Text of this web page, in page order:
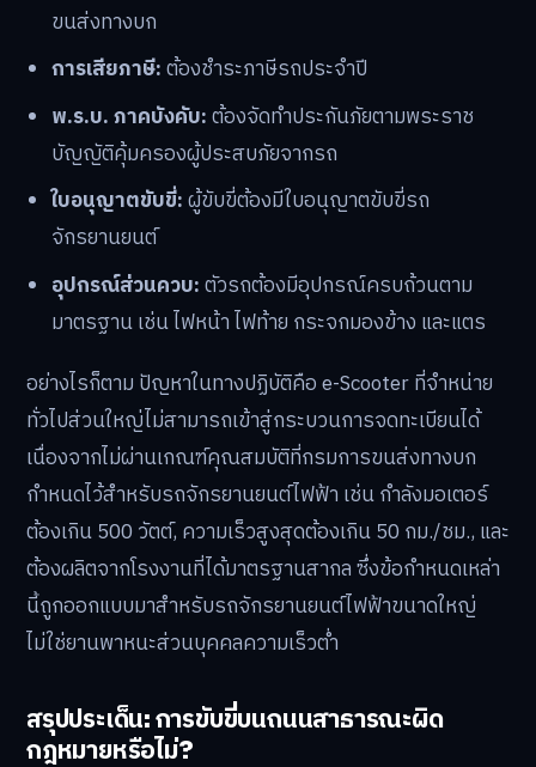
ขนส่งทางบก
การเสียภาษี:ต้องชำระภาษีรถประจำปี
พ.ร.บ. ภาคบังคับ:ต้องจัดทำประกันภัยตามพระราช
บัญญัติคุ้มครองผู้ประสบภัยจากรถ
ใบอนุญาตขับขี่:ผู้ขับขี่ต้องมีใบอนุญาตขับขี่รถ
จักรยานยนต์
อุปกรณ์ส่วนควบ:ตัวรถต้องมีอุปกรณ์ครบถ้วนตาม
มาตรฐาน เช่น ไฟหน้า ไฟท้าย กระจกมองข้าง และแตร
อย่างไรก็ตาม ปัญหาในทางปฏิบัติคือ e-Scooter ที่จำหน่าย
ทั่วไปส่วนใหญ่ไม่สามารถเข้าสู่กระบวนการจดทะเบียนได้
เนื่องจากไม่ผ่านเกณฑ์คุณสมบัติที่กรมการขนส่งทางบก
กำหนดไว้สำหรับรถจักรยานยนต์ไฟฟ้า เช่น กำลังมอเตอร์
ต้องเกิน 500 วัตต์, ความเร็วสูงสุดต้องเกิน 50 กม./ชม., และ
ต้องผลิตจากโรงงานที่ได้มาตรฐานสากล ซึ่งข้อกำหนดเหล่า
นี้ถูกออกแบบมาสำหรับรถจักรยานยนต์ไฟฟ้าขนาดใหญ่
ไม่ใช่ยานพาหนะส่วนบุคคลความเร็วต่ำ
สรุปประเด็น: การขับขี่บนถนนสาธารณะผิด
กฎหมายหรือไม่?